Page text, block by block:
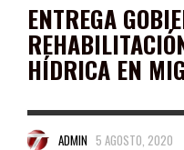
ENTREGA
HÍDRICA EN
ADMIN 5 AGOSTO, 2020